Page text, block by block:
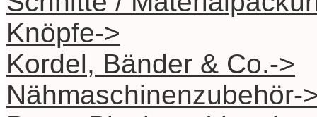
Knöpfe->
Kordel, Bänder & Co.->
Nähmaschinenzubehör-